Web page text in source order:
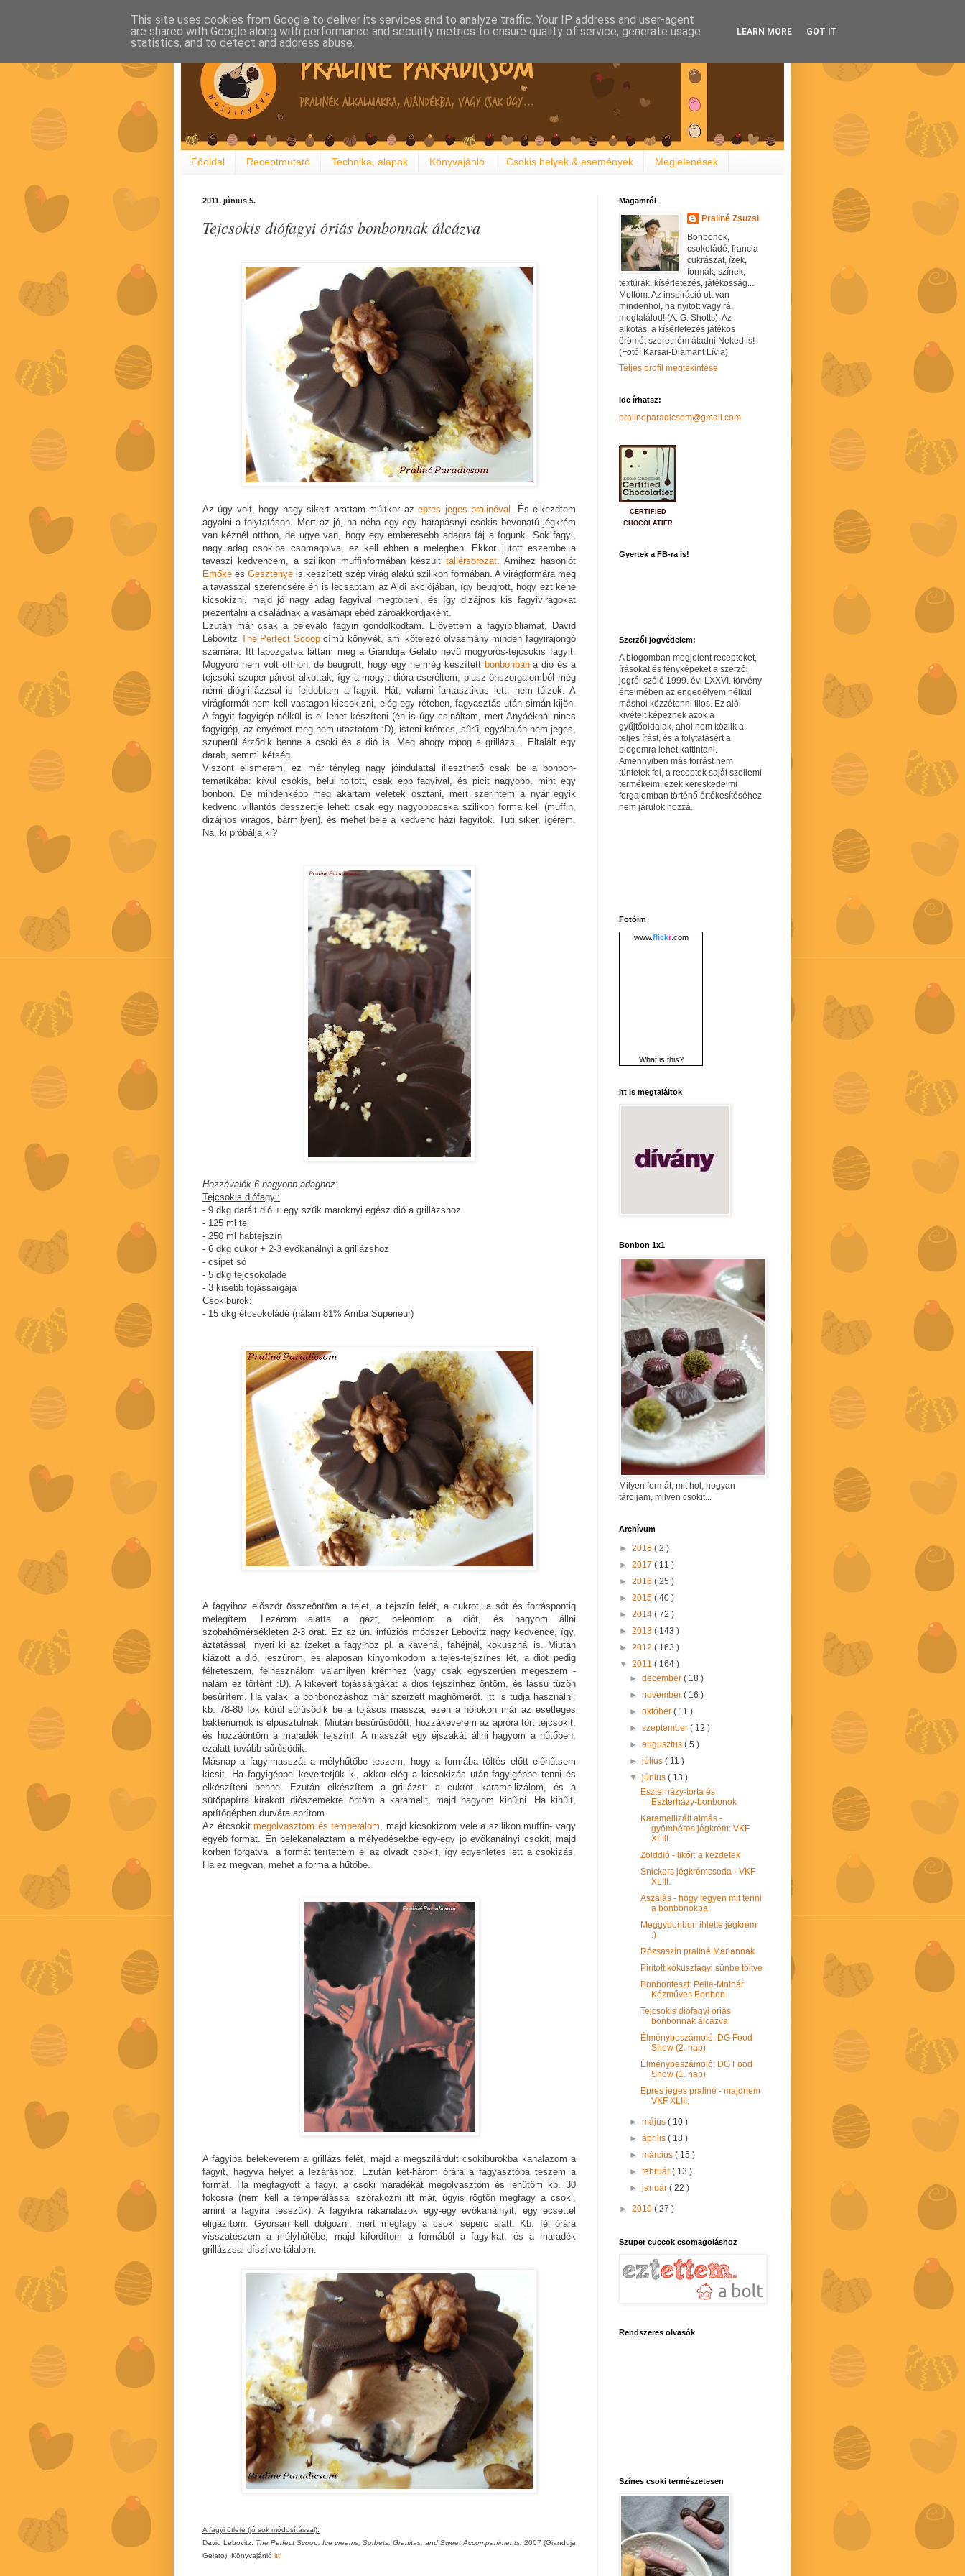
Főoldal Receptmutató Technika, alapok Könyvajánló Csokis helyek & események Megjelenések
2011. június 5.
Tejcsokis diófagyi óriás bonbonnak álcázva
Az úgy volt, hogy nagy sikert arattam múltkor azepres jeges pralinéval . És elkezdtem
agyalni a folytatáson. Mert az jó, ha néha egy-egy harapásnyi csokis bevonatú jégkrém
van kéznél otthon, de ugye van, hogy egy emberesebb adagra fáj a fogunk. Sok fagyi,
nagy adag csokiba csomagolva, ez kell ebben a melegben. Ekkor jutott eszembe a
tavaszi kedvencem, a szilikon muffinformában készült tallérsorozat. Amihez hasonlót
Emőke és Gesztenye is készített szép virág alakú szilikon formában. A virágformára még
a tavasszal szerencsére én is lecsaptam az Aldi akciójában, így beugrott, hogy ezt kéne
kicsokizni, majd jó nagy adag fagyival megtölteni, és így dizájnos kis fagyivirágokat
prezentálni a családnak a vasárnapi ebéd záróakkordjaként.
Ezután már csak a belevaló fagyin gondolkodtam. Elővettem a fagyibibliámat, David
Lebovitz The Perfect Scoopcímű könyvét, ami kötelező olvasmány minden fagyirajongó
számára. Itt lapozgatva láttam meg a Gianduja Gelato nevű mogyorós-tejcsokis fagyit.
Mogyoró nem volt otthon, de beugrott, hogy egy nemrég készített bonbonbana dió és a
tejcsoki szuper párost alkottak, így a mogyit dióra cseréltem, plusz önszorgalomból még
némi diógrillázzsal is feldobtam a fagyit. Hát, valami fantasztikus lett, nem túlzok. A
virágformát nem kell vastagon kicsokizni, elég egy réteben, fagyasztás után simán kijön.
A fagyit fagyigép nélkül is el lehet készíteni (én is úgy csináltam, mert Anyáéknál nincs
fagyigép, az enyémet meg nem utaztatom :D), isteni krémes, sűrű, egyáltalán nem jeges,
szuperül érződik benne a csoki és a dió is. Meg ahogy ropog a grillázs... Eltalált egy
darab, semmi kétség.
Viszont elismerem, ez már tényleg nagy jóindulattal illeszthető csak be a bonbon-
tematikába: kívül csokis, belül töltött, csak épp fagyival, és picit nagyobb, mint egy
bonbon. De mindenképp meg akartam veletek osztani, mert szerintem a nyár egyik
kedvenc villantós desszertje lehet: csak egy nagyobbacska szilikon forma kell (muffin,
dizájnos virágos, bármilyen), és mehet bele a kedvenc házi fagyitok. Tuti siker, ígérem.
Na, ki próbálja ki?
Hozzávalók 6 nagyobb adaghoz:
Tejcsokis diófagyi:
- 9 dkg darált dió + egy szűk maroknyi egész dió a grillázshoz
- 125 ml tej
- 250 ml habtejszín
- 6 dkg cukor + 2-3 evőkanálnyi a grillázshoz
- csipet só
- 5 dkg tejcsokoládé
- 3 kisebb tojássárgája
Csokiburok:
- 15 dkg étcsokoládé (nálam 81% Arriba Superieur)
A fagyihoz először összeöntöm a tejet, a tejszín felét, a cukrot, a sót és forráspontig
melegítem. Lezárom alatta a gázt, beleöntöm a diót, és hagyom állni
szobahőmérsékleten 2-3 órát. Ez az ún. infúziós módszer Lebovitz nagy kedvence, így,
áztatással nyeri ki az ízeket a fagyihoz pl. a kávénál, fahéjnál, kókusznál is. Miután
kiázott a dió, leszűröm, és alaposan kinyomkodom a tejes-tejszínes lét, a diót pedig
félreteszem, felhasználom valamilyen krémhez (vagy csak egyszerűen megeszem -
nálam ez történt :D). A kikevert tojássárgákat a diós tejszínhez öntöm, és lassú tűzön
besűrítem. Ha valaki a bonbonozáshoz már szerzett maghőmérőt, itt is tudja használni:
kb. 78-80 fok körül sűrűsödik be a tojásos massza, ezen a hőfokon már az esetleges
baktériumok is elpusztulnak. Miután besűrűsödött, hozzákeverem az apróra tört tejcsokit,
és hozzáöntöm a maradék tejszínt. A masszát egy éjszakát állni hagyom a hűtőben,
ezalatt tovább sűrűsödik.
Másnap a fagyimasszát a mélyhűtőbe teszem, hogy a formába töltés előtt előhűtsem
kicsit. Ha fagyigéppel kevertetjük ki, akkor elég a kicsokizás után fagyigépbe tenni és
elkészíteni benne. Ezután elkészítem a grillázst: a cukrot karamellizálom, és a
sütőpapírra kirakott diószemekre öntöm a karamellt, majd hagyom kihűlni. Ha kihűlt,
aprítógépben durvára aprítom.
Az étcsokitmegolvasztom és temperálom, majd kicsokizom vele a szilikon muffin- vagy
egyéb formát. Én belekanalaztam a mélyedésekbe egy-egy jó evőkanálnyi csokit, majd
körben forgatva a formát terítettem el az olvadt csokit, így egyenletes lett a csokizás.
Ha ez megvan, mehet a forma a hűtőbe.
A fagyiba belekeverem a grillázs felét, majd a megszilárdult csokiburokba kanalazom a
fagyit, hagyva helyet a lezáráshoz. Ezután két-három órára a fagyasztóba teszem a
formát. Ha megfagyott a fagyi, a csoki maradékát megolvasztom és lehűtöm kb. 30
fokosra (nem kell a temperálással szórakozni itt már, úgyis rögtön megfagy a csoki,
amint a fagyira tesszük). A fagyikra rákanalazok egy-egy evőkanálnyit, egy ecsettel
eligazítom. Gyorsan kell dolgozni, mert megfagy a csoki seperc alatt. Kb. fél órára
visszateszem a mélyhűtőbe, majd kifordítom a formából a fagyikat, és a maradék
grillázzsal díszítve tálalom.
A fagyi ötlete (jó sok módosítással):
David Lebovitz: The Perfect Scoop. Ice creams, Sorbets, Granitas, and Sweet Accompaniments. 2007 (Gianduja
Gelato). Könyvajánló itt.
Magamról
Praliné Zsuzsi
Bonbonok,
csokoládé, francia
cukrászat, ízek,
formák, színek,
textúrák, kísérletezés, játékosság...
Mottóm: Az inspiráció ott van
mindenhol, ha nyitott vagy rá,
megtalálod! (A. G. Shotts). Az
alkotás, a kísérletezés játékos
örömét szeretném átadni Neked is!
(Fotó: Karsai-Diamant Lívia)
Teljes profil megtekintése
Ide írhatsz:
pralineparadicsom@gmail.com
CERTIFIED
CHOCOLATIER
Gyertek a FB-ra is!
Szerzői jogvédelem:
A blogomban megjelent recepteket,
írásokat és fényképeket a szerzői
jogról szóló 1999. évi LXXVI. törvény
értelmében az engedélyem nélkül
máshol közzétenni tilos. Ez alól
kivételt képeznek azok a
gyűjtőoldalak, ahol nem közlik a
teljes írást, és a folytatásért a
blogomra lehet kattintani.
Amennyiben más forrást nem
tüntetek fel, a receptek saját szellemi
termékeim, ezek kereskedelmi
forgalomban történő értékesítéséhez
nem járulok hozzá.
Fotóim
www.flickr.com
What is this?
Itt is megtaláltok
Bonbon 1x1
Milyen formát, mit hol, hogyan
tároljam, milyen csokit...
Archívum
► 2018 ( 2 )
► 2017 ( 11 )
► 2016 ( 25 )
► 2015 ( 40 )
► 2014 ( 72 )
► 2013 ( 143 )
► 2012 ( 163 )
▼ 2011 ( 164 )
►december( 18 )
►november( 16 )
►október( 11 )
►szeptember( 12 )
►augusztus( 5 )
►július( 11 )
▼június( 13 )
Eszterházy-torta és
Eszterházy-bonbonok
Karamellizált almás -
gyömbéres jégkrém: VKF
XLIII.
Zölddió - likőr: a kezdetek
Snickers jégkrémcsoda - VKF
XLIII.
Aszalás - hogy legyen mit tenni
a bonbonokba!
Meggybonbon ihlette jégkrém
:)
Rózsaszín praliné Mariannak
Pirított kókuszfagyi sünbe töltve
Bonbonteszt: Pelle-Molnár
Kézműves Bonbon
Tejcsokis diófagyi óriás
bonbonnak álcázva
Élménybeszámoló: DG Food
Show (2. nap)
Élménybeszámoló: DG Food
Show (1. nap)
Epres jeges praliné - majdnem
VKF XLIII.
►május( 10 )
►április( 18 )
►március( 15 )
►február( 13 )
►január( 22 )
► 2010 ( 27 )
Szuper cuccok csomagoláshoz
Rendszeres olvasók
Színes csoki természetesen
This site uses cookies from Google to deliver its services and to analyze traffic. Your IP address and user-agent
are shared with Google along with performance and security metrics to ensure quality of service, generate usage
statistics, and to detect and address abuse.
LEARN MORE GOT IT